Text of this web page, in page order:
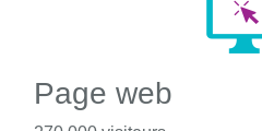
Page web